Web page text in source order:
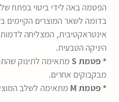
הפטמה באה לידי ביטוי בפתח
בדומה לשאר המוצרים הקיימים
אינטראקטיבית, המצליחה
היניקה הטבעית.
* פטמת S
מתאימה לתינוק
מבקבוקים אחרים.
* פטמת M
מתאימה לשלב